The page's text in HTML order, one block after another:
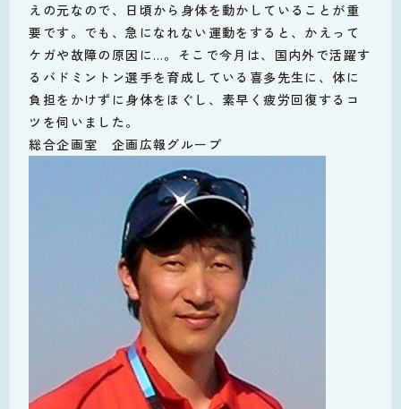
えの元なので、日頃から身体を動かしていることが重
要です。でも、急になれない運動をすると、かえって
ケガや故障の原因に…。そこで今月は、国内外で活躍す
るバドミントン選手を育成している喜多先生に、体に
負担をかけずに身体をほぐし、素早く疲労回復するコ
ツを伺いました。
総合企画室 企画広報グループ